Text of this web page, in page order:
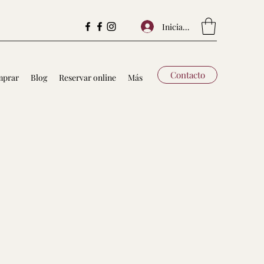
Iniciar sesión
Blog Reservar online Más Contacto